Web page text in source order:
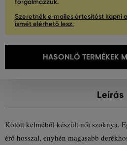
forgalmazzuk.
Szeretnék e-mailes értesítést kapni
ismét elérhető lesz.
HASONLÓ TERMÉKEK
Leírás
Kötött kelméből készült női szoknya.
érő hosszal, enyhén magasabb